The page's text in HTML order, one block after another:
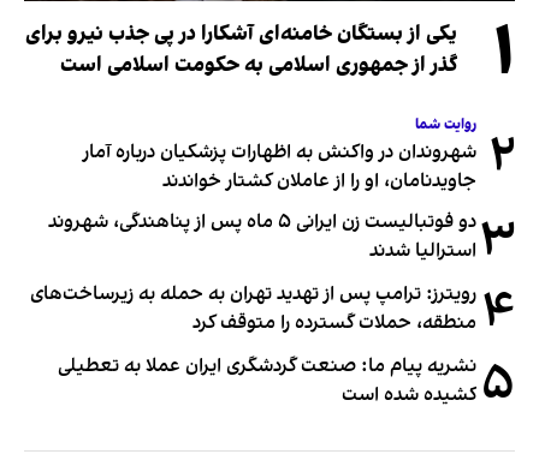
۱
یکی از بستگان خامنه‌ای آشکارا در پی جذب نیرو برای
گذر از جمهوری اسلامی به حکومت اسلامی است
۲ روایت شما
شهروندان در واکنش به اظهارات پزشکیان درباره آمار
جاویدنامان، او را از عاملان کشتار خواندند
۳
دو فوتبالیست زن ایرانی ۵ ماه پس از پناهندگی، شهروند
استرالیا شدند
۴ رویترز: ترامپ پس از تهدید تهران به حمله به زیرساخت‌های
منطقه، حملات گسترده را متوقف کرد
۵ نشریه پیام ما: صنعت گردشگری ایران عملا به تعطیلی
کشیده شده است